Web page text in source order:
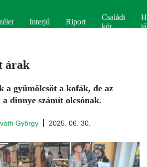
Interjú Riport
Családi
kör
árak
a gyümölcsöt a kofák, de az
a dinnye számít olcsónak.
György 2025. 06. 30.